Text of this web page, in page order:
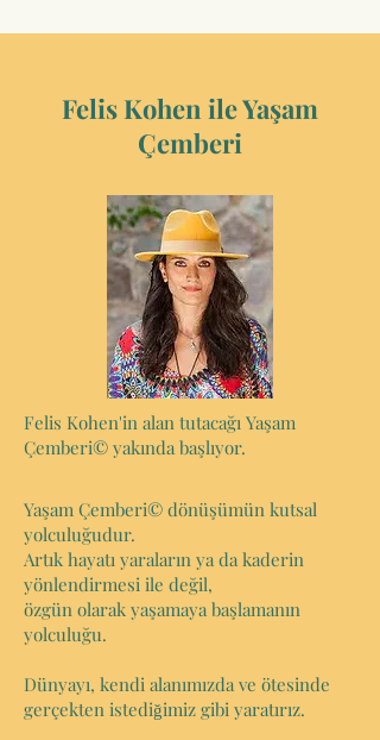
Felis Kohen ile Yaşam
Çemberi
Felis Kohen'in alan tutacağı Yaşam
Çemberi© yakında başlıyor.
Yaşam Çemberi© dönüşümün kutsal
yolculuğudur.
Artık hayatı yaraların ya da kaderin
yönlendirmesi ile değil,
özgün olarak yaşamaya başlamanın
yolculuğu.
Dünyayı, kendi alanımızda ve ötesinde
gerçekten istediğimiz gibi yaratırız.